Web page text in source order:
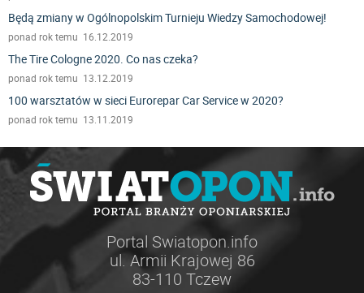
Będą zmiany w Ogólnopolskim Turnieju Wiedzy Samochodowej!
ponad rok temu 16.12.2019
The Tire Cologne 2020. Co nas czeka?
ponad rok temu 13.12.2019
100 warsztatów w sieci Eurorepar Car Service w 2020?
ponad rok temu 13.11.2019
Portal Swiatopon.info
ul. Armii Krajowej 86
83-110 Tczew